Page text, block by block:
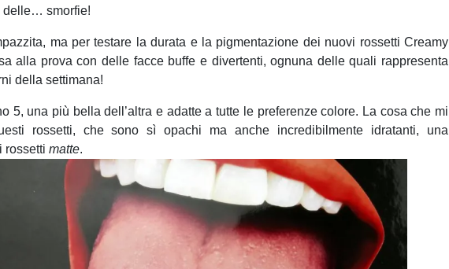
delle… smorfie!
ma per testare la durata e la pigmentazione dei nuovi rossetti Creamy
alla prova con delle facce buffe e divertenti, ognuna delle quali rappresenta
della settimana!
5, una più bella dell’altra e adatte a tutte le preferenze colore. La cosa che mi
rossetti, che sono sì opachi ma anche incredibilmente idratanti, una
rossetti matte.